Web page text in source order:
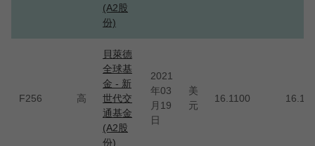
(A2股
份)
F256 高
貝萊德
全球基
金 - 新
世代交
通基金
(A2股
份)
2021
年03
月19
日
美
元
16.1100